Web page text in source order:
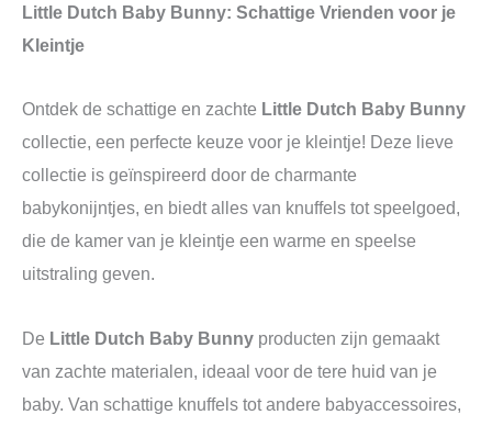
Little Dutch Baby Bunny: Schattige Vrienden voor je
Kleintje
Ontdek de schattige en zachte Little Dutch Baby Bunny
collectie, een perfecte keuze voor je kleintje! Deze lieve
collectie is geïnspireerd door de charmante
babykonijntjes, en biedt alles van knuffels tot speelgoed,
die de kamer van je kleintje een warme en speelse
uitstraling geven.
De Little Dutch Baby Bunny producten zijn gemaakt
van zachte materialen, ideaal voor de tere huid van je
baby. Van schattige knuffels tot andere babyaccessoires,